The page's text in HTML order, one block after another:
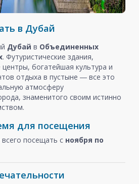
в Дубай
Дубай в Объединенных
. Футуристические здания,
богатейшая культура и
отдыха в пустыне ― все это
атмосферу
знаменитого своим истинно
для посещения
посещать с ноября по